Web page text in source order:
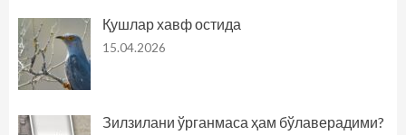
Қушлар хавф остида
15.04.2026
Зилзилани ўрганмаса ҳам бўлаверадими?